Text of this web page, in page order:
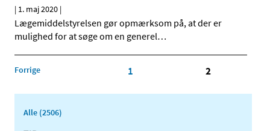
| 1. maj 2020 |
Lægemiddelstyrelsen gør opmærksom på, at der er
mulighed for at søge om en generel…
Forrige 1 2
Alle (2506)